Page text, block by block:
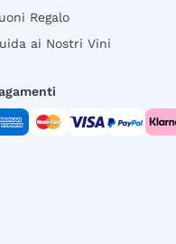
Regalo
ai Nostri Vini